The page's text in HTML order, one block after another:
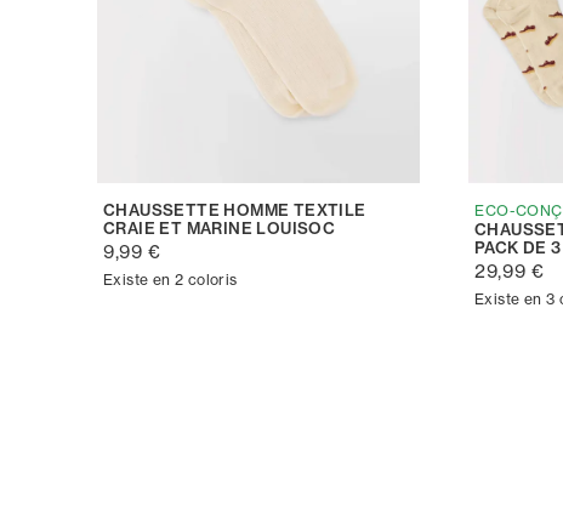
CHAUSSETTE HOMME TEXTILE
CRAIE ET MARINE LOUISOC
9,99 €
Existe en 2 coloris
ECO-
PACK DE
29,99 €
Existe en 3